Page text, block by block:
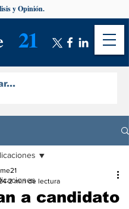
21
y Opinión.
a candidato
2 min de lectura